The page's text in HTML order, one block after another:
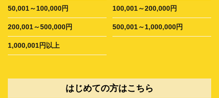
50,001～100,000円 100,001～200,000円
200,001～500,000円 500,001～1,000,000円
1,000,001円以上
はじめての方はこちら